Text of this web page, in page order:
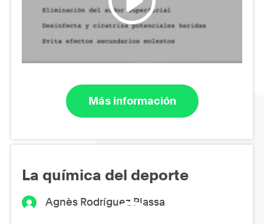
Más información
La química del deporte
Agnès Rodríguez Plassa